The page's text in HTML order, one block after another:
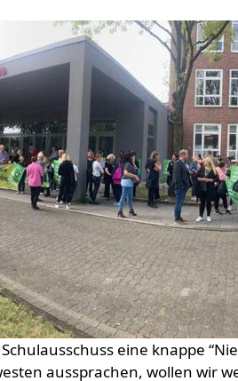
eine knappe
aussprachen, wollen wir